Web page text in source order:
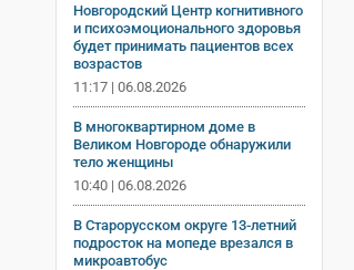
Новгородский Центр когнитивного
и психоэмоционального здоровья
будет принимать пациентов всех
возрастов
11:17 | 06.08.2026
В многоквартирном доме в
Великом Новгороде обнаружили
тело женщины
10:40 | 06.08.2026
В Старорусском округе 13-летний
подросток на мопеде врезался в
микроавтобус